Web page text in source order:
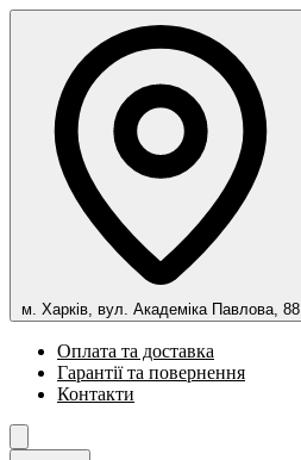
м. Харків, вул. Академіка Павлова, 88
Оплата та доставка
Гарантії та повернення
Контакти